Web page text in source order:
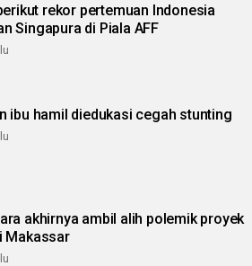
rekor pertemuan Indonesia
Singapura di Piala AFF
ibu hamil diedukasi cegah stunting
akhirnya ambil alih polemik proyek
Makassar